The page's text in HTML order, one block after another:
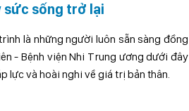
sống trở lại
là những người luôn sẵn sàng đồng
- Bệnh viện Nhi Trung ương dưới đây
lực và hoài nghi về giá trị bản thân.